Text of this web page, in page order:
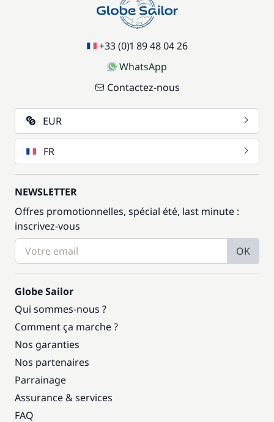
+33 (0)1 89 48 04 26
WhatsApp
Contactez-nous
EUR
FR
NEWSLETTER
Offres promotionnelles, spécial été, last minute :
inscrivez-vous
OK
Globe Sailor
Qui sommes-nous ?
Comment ça marche ?
Nos garanties
Nos partenaires
Parrainage
Assurance & services
FAQ